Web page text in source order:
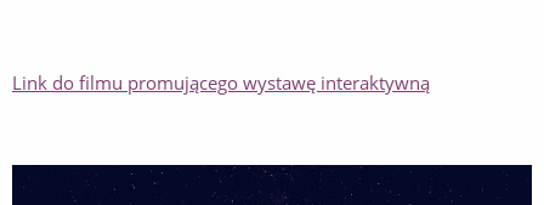
Link do filmu promującego wystawę interaktywną